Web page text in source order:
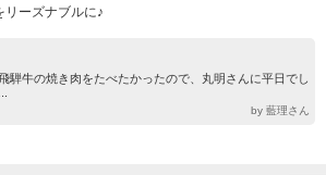
ーズナブルに♪
騨牛の焼き肉をたべたかったので、丸明さんに平日でし
by 藍理さん